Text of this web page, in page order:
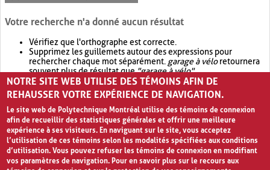
Votre recherche n'a donné aucun résultat
Vérifiez que l'orthographe est correcte.
Supprimez les guillemets autour des expressions pour
rechercher chaque mot séparément. garage à véloretournera
souvent plus de résultat que"garage à vélo".
Envisagez d'élargir votre recherche avec OR.garage OR vélo
retournera souvent plus de résultat quegarage à vélo
NOTRE SITE WEB UTILISE DES TÉMOINS AFIN DE
REHAUSSER VOTRE EXPÉRIENCE DE NAVIGATION.
Le site web de Polytechnique Montréal utilise des témoins de connexion
afin de recueillir des statistiques générales et offrir une meilleure
expérience à ses visiteurs. En naviguant sur le site, vous acceptez
l’utilisation de ces témoins selon les modalités spécifiées aux conditions
d’utilisation. Vous pouvez refuser les témoins de connexion en modifiant
vos paramètres de navigation. Pour en savoir plus sur le recours aux